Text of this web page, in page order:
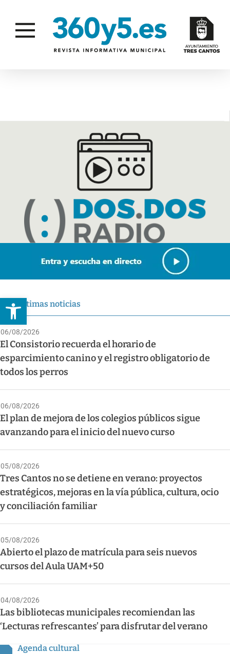
Abrir barra de herramientas
Últimas noticias
06/08/2026
El Consistorio recuerda el horario de
esparcimiento canino y el registro obligatorio de
todos los perros
06/08/2026
El plan de mejora de los colegios públicos sigue
avanzando para el inicio del nuevo curso
05/08/2026
Tres Cantos no se detiene en verano: proyectos
estratégicos, mejoras en la vía pública, cultura, ocio
y conciliación familiar
05/08/2026
Abierto el plazo de matrícula para seis nuevos
cursos del Aula UAM+50
04/08/2026
Las bibliotecas municipales recomiendan las
‘Lecturas refrescantes’ para disfrutar del verano
Agenda cultural